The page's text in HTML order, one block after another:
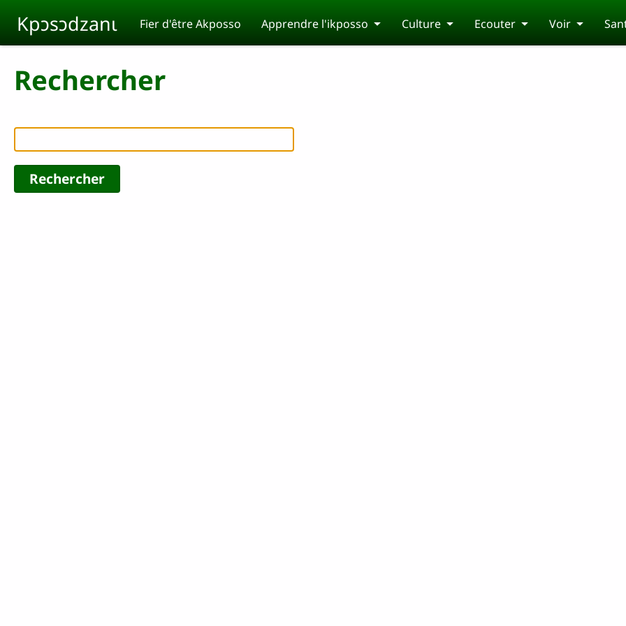
Kpɔsɔdzanɩ Fier d'être Akposso Apprendre l'ikposso Culture Ecouter Voir
Rechercher